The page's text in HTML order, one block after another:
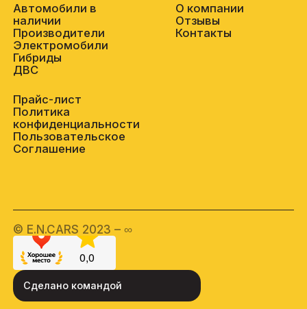
Автомобили в
наличии
Производители
Электромобили
Гибриды
ДВС
О компании
Отзывы
Контакты
Прайс-лист
Политика
конфиденциальности
Пользовательское
Соглашение
© E.N.CARS 2023 – ∞
Сделано командой